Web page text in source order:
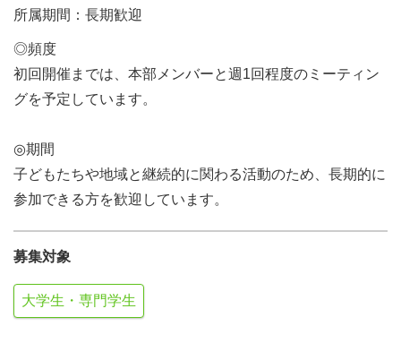
所属期間：長期歓迎
◎頻度
初回開催までは、本部メンバーと週1回程度のミーティン
グを予定しています。
◎期間
子どもたちや地域と継続的に関わる活動のため、長期的に
参加できる方を歓迎しています。
募集対象
大学生・専門学生